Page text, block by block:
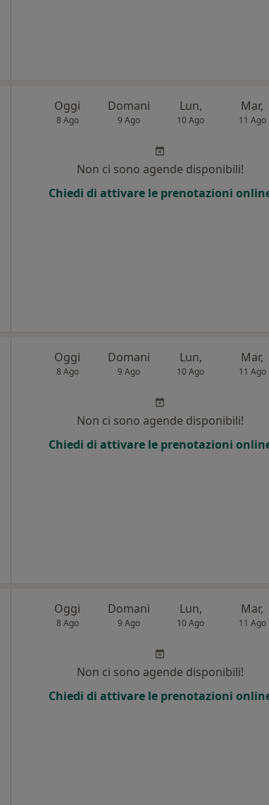
Oggi
8 Ago
Domani
9 Ago
Lun,
10 Ago
Mar,
11 Ago
Non ci sono agende disponibili!
Chiedi di attivare le prenotazioni
Oggi
8 Ago
Domani
9 Ago
Lun,
10 Ago
Mar,
11 Ago
Non ci sono agende disponibili!
Chiedi di attivare le prenotazioni
Oggi
8 Ago
Domani
9 Ago
Lun,
10 Ago
Mar,
11 Ago
Non ci sono agende disponibili!
Chiedi di attivare le prenotazioni